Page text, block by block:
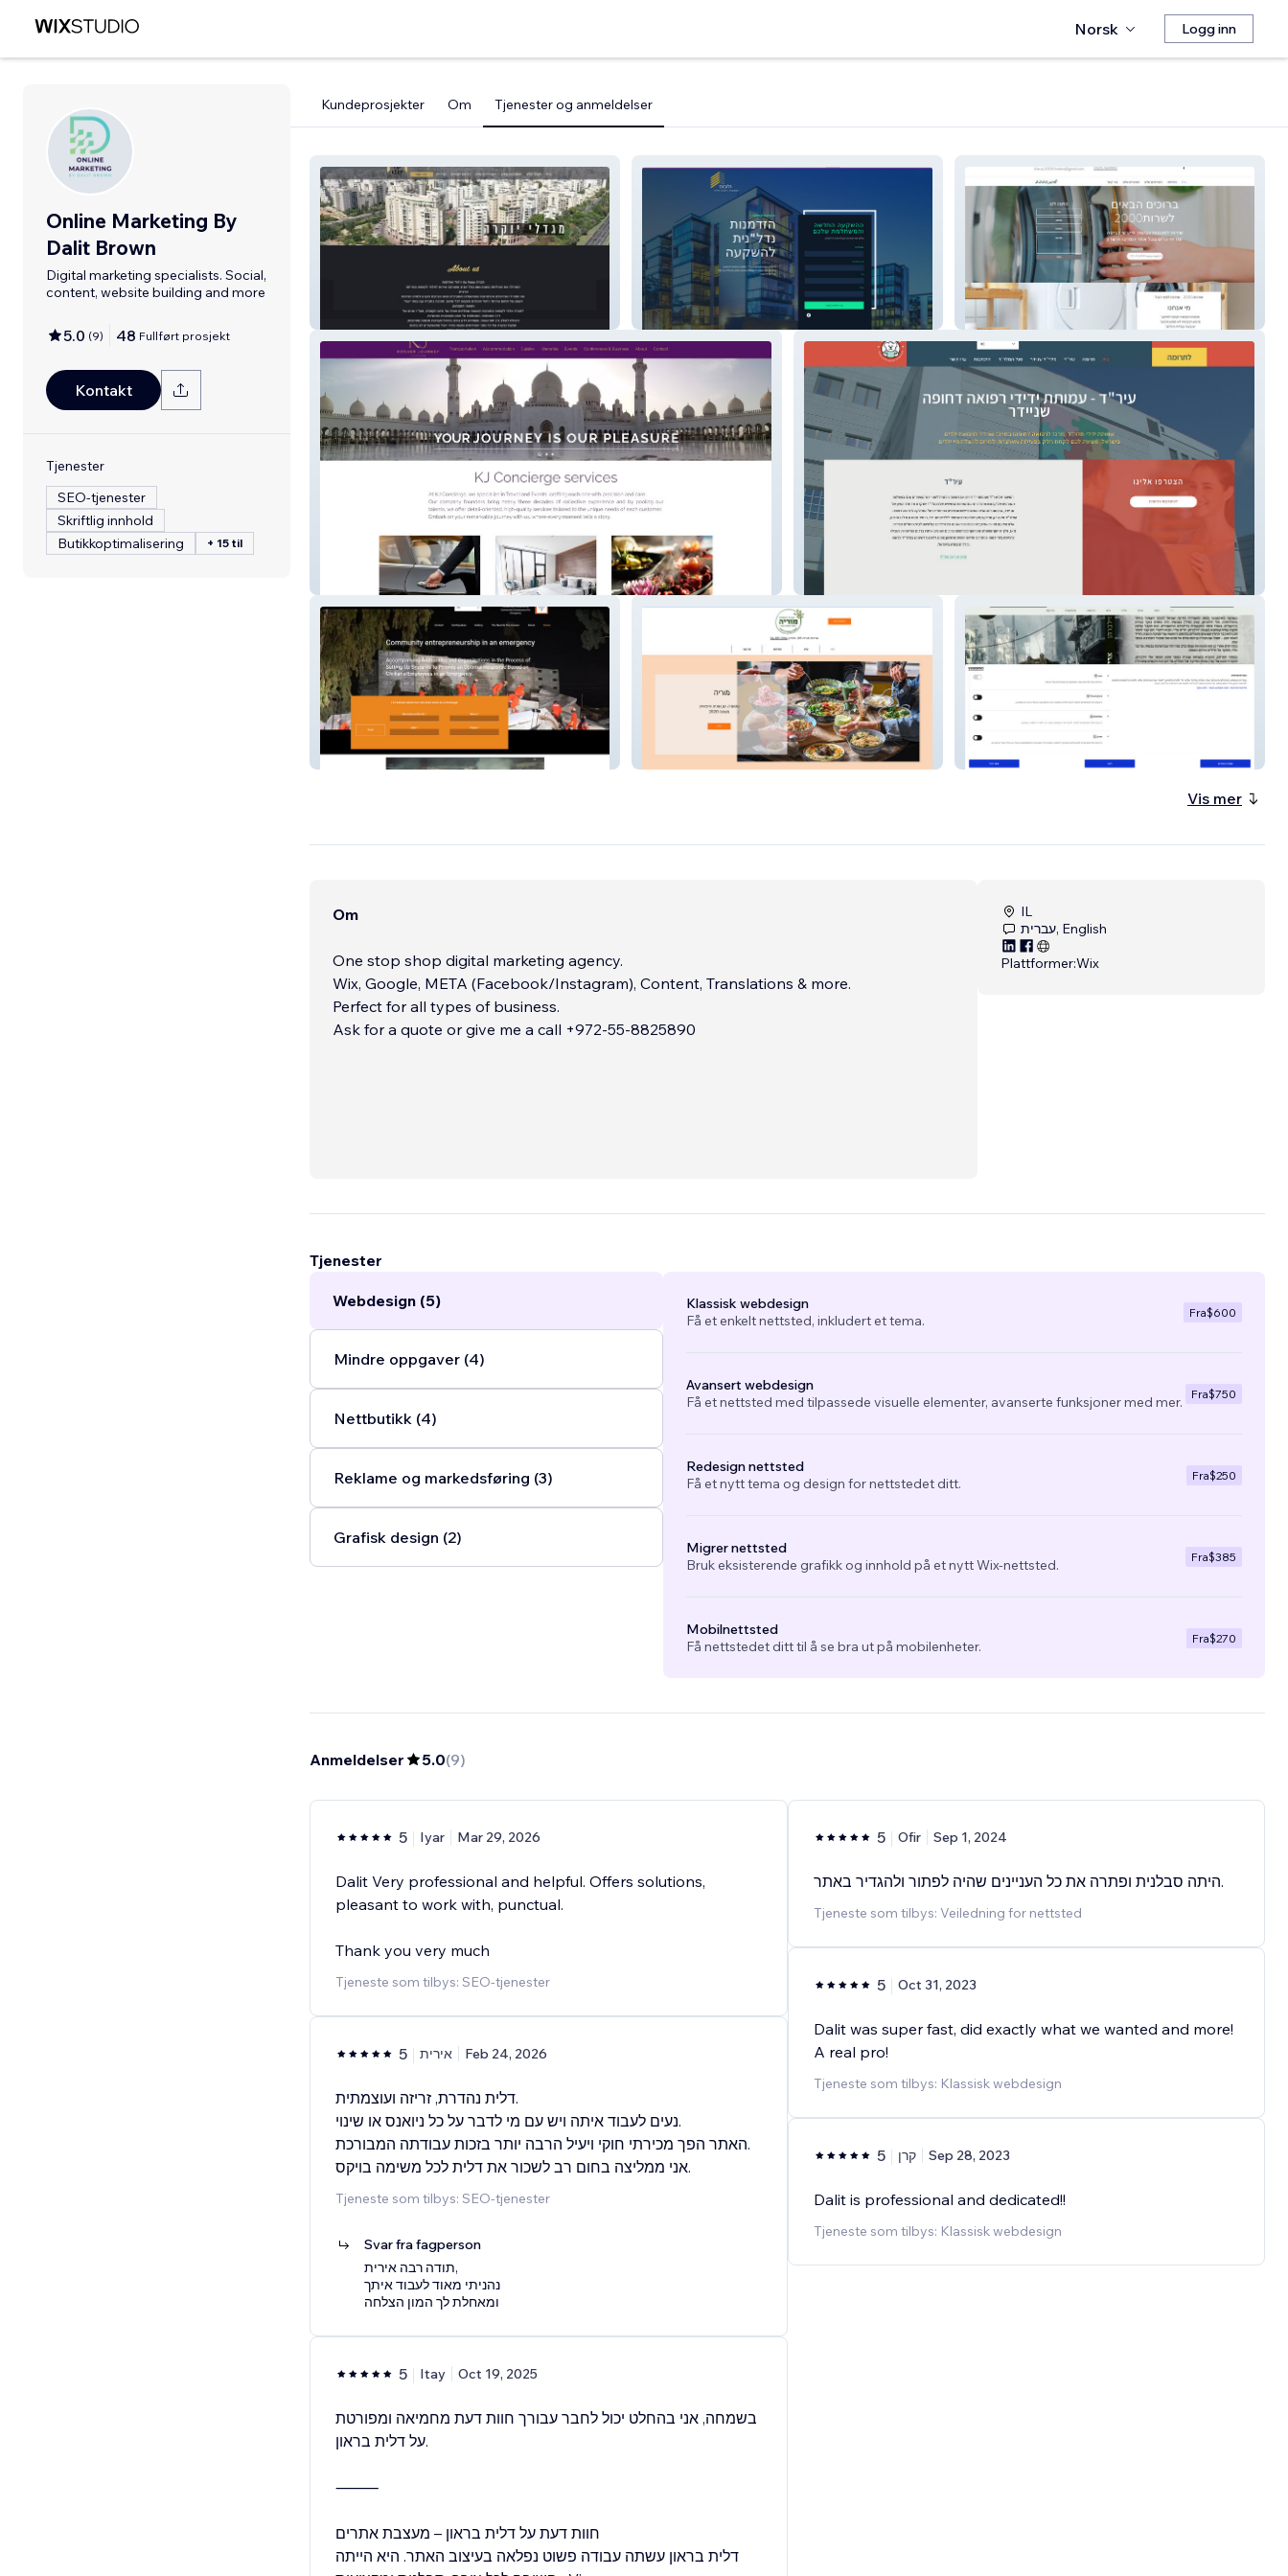
Norsk Logg inn
Online Marketing By
Dalit Brown
Digital marketing specialists. Social,
content, website building and more
5.0 (9) 48 Fullført prosjekt
Kontakt
Tjenester
SEO-tjenester
Skriftlig innhold
Butikkoptimalisering
+ 15 til
Kundeprosjekter Om Tjenester og anmeldelser
Herzliya sherut2000
KJ CONCIERGE
Yoav Harpaz Moriah 105 ELI ZILBERMAN
Vis mer
Om
One stop shop digital marketing agency.
Wix, Google, META (Facebook/Instagram), Content, Translations & more.
Perfect for all types of business.
Ask for a quote or give me a call +972-55-8825890
IL
עברית, English
Plattformer:Wix
Tjenester
Webdesign (5)
Mindre oppgaver (4)
Nettbutikk (4)
Reklame og markedsføring (3)
Grafisk design (2)
Klassisk webdesign
Få et enkelt nettsted, inkludert et tema.
Fra$600
Avansert webdesign
Få et nettsted med tilpassede visuelle elementer, avanserte funksjoner med mer.
Fra$750
Redesign nettsted
Få et nytt tema og design for nettstedet ditt.
Fra$250
Migrer nettsted
Bruk eksisterende grafikk og innhold på et nytt Wix-nettsted.
Fra$385
Mobilnettsted
Få nettstedet ditt til å se bra ut på mobilenheter.
Fra$270
Anmeldelser 5.0(9)
5 Iyar Mar 29, 2026
Dalit Very professional and helpful. Offers solutions,
pleasant to work with, punctual.
Thank you very much
Tjeneste som tilbys: SEO-tjenester
5 אירית Feb 24, 2026
דלית נהדרת, זריזה ועוצמתית.
נעים לעבוד איתה ויש עם מי לדבר על כל ניואנס או שינוי.
האתר הפך מכירתי חוקי ויעיל הרבה יותר בזכות עבודתה המבורכת.
אני ממליצה בחום רב לשכור את דלית לכל משימה בויקס.
Tjeneste som tilbys: SEO-tjenester
Svar fra fagperson
תודה רבה אירית,
נהניתי מאוד לעבוד איתך
ומאחלת לך המון הצלחה
5 Itay Oct 19, 2025
בשמחה, אני בהחלט יכול לחבר עבורך חוות דעת מחמיאה ומפורטת
על דלית בראון.
⸻
חוות דעת על דלית בראון – מעצבת אתרים
דלית בראון עשתה עבודה פשוט נפלאה בעיצוב האתר. היא הייתה
5 Ofir Sep 1, 2024
היתה סבלנית ופתרה את כל העניינים שהיה לפתור ולהגדיר באתר.
Tjeneste som tilbys: Veiledning for nettsted
5 Oct 31, 2023
Dalit was super fast, did exactly what we wanted and more!
A real pro!
Tjeneste som tilbys: Klassisk webdesign
5 קרן Sep 28, 2023
Dalit is professional and dedicated!!
Tjeneste som tilbys: Klassisk webdesign